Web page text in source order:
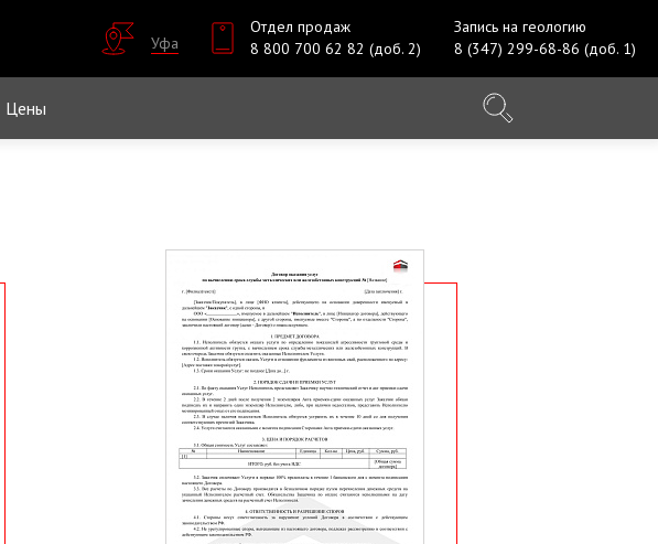
Уфа
Отдел продаж
8 800 700 62 82 (доб. 2)
Запись на геологию
8 (347) 299-68-86 (доб. 1)
Цены